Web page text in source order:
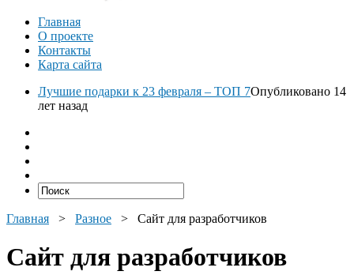
Главная
О проекте
Контакты
Карта сайта
Лучшие подарки к 23 февраля – ТОП 7Опубликовано 14
лет назад
Главная > Разное > Сайт для разработчиков
Сайт для разработчиков